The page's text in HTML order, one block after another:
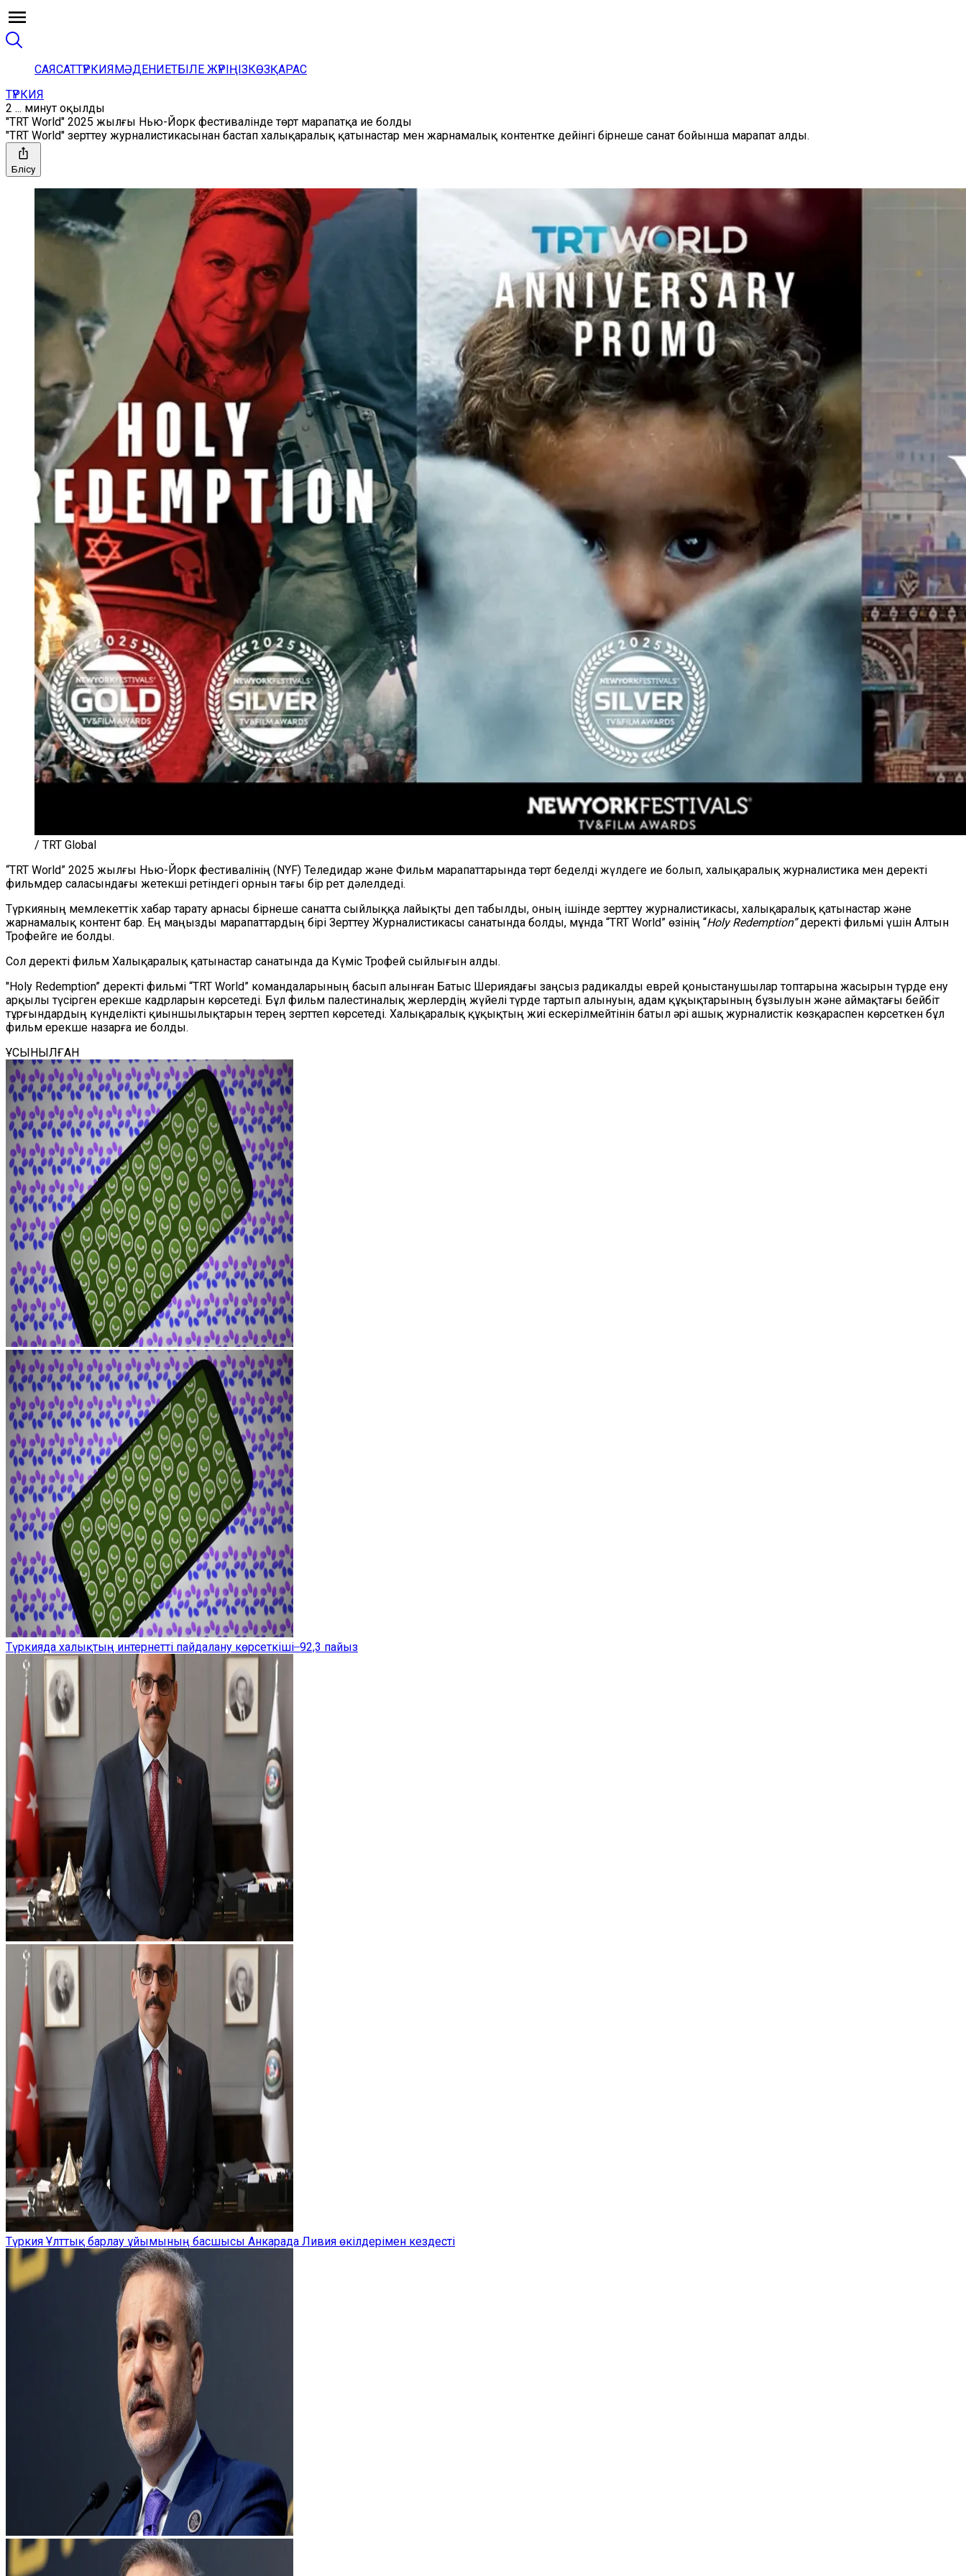
САЯСАТТҮРКИЯМӘДЕНИЕТБІЛЕ ЖҮРІҢІЗКӨЗҚАРАС
ТҮРКИЯ
2 ... минут оқылды
"TRT World" 2025 жылғы Нью-Йорк фестивалінде төрт марапатқа ие болды
"TRT World" зерттеу журналистикасынан бастап халықаралық қатынастар мен жарнамалық контентке дейінгі бірнеше санат бойынша марапат алды.
Бөлісу
/ TRT Global
“TRT World” 2025 жылғы Нью-Йорк фестивалінің (NYF) Теледидар және Фильм марапаттарында төрт беделді жүлдеге ие болып, халықаралық журналистика мен деректі
фильмдер саласындағы жетекші ретіндегі орнын тағы бір рет дәлелдеді.
Түркияның мемлекеттік хабар тарату арнасы бірнеше санатта сыйлыққа лайықты деп табылды, оның ішінде зерттеу журналистикасы, халықаралық қатынастар және
жарнамалық контент бар. Ең маңызды марапаттардың бірі Зерттеу Журналистикасы санатында болды, мұнда “TRT World” өзінің “Holy Redemption”деректі фильмі үшін Алтын
Трофейге ие болды.
Сол деректі фильм Халықаралық қатынастар санатында да Күміс Трофей сыйлығын алды.
"Holy Redemption” деректі фильмі “TRT World” командаларының басып алынған Батыс Шериядағы заңсыз радикалды еврей қоныстанушылар топтарына жасырын түрде ену
арқылы түсірген ерекше кадрларын көрсетеді. Бұл фильм палестиналық жерлердің жүйелі түрде тартып алынуын, адам құқықтарының бұзылуын және аймақтағы бейбіт
тұрғындардың күнделікті қиыншылықтарын терең зерттеп көрсетеді. Халықаралық құқықтың жиі ескерілмейтінін батыл әрі ашық журналистік көзқараспен көрсеткен бұл
фильм ерекше назарға ие болды.
ҰСЫНЫЛҒАН
Түркияда халықтың интернетті пайдалану көрсеткіші ̶ 92,3 пайыз
Түркия Ұлттық барлау ұйымының басшысы Анкарада Ливия өкілдерімен кездесті